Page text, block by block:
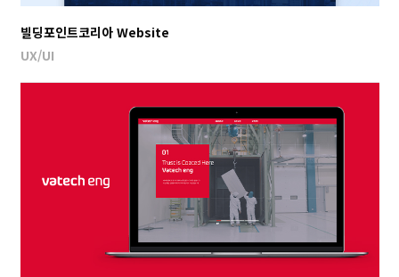
빌딩포인트코리아 Website
UX/UI